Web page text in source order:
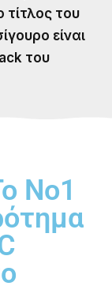
τίτλος του
είναι
του
No1